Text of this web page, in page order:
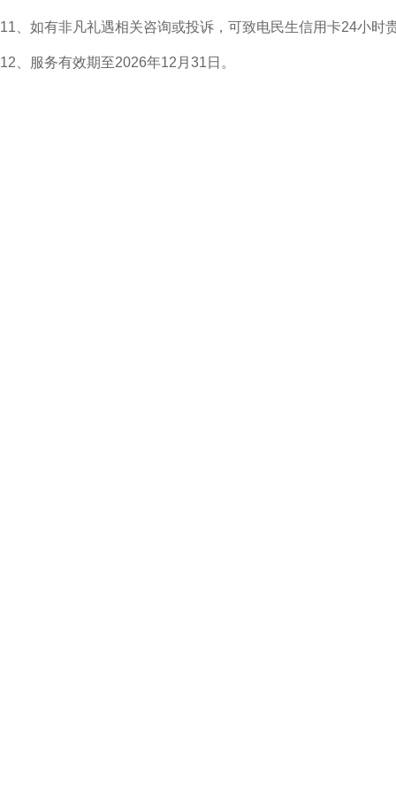
11、如有非凡礼遇相关咨询或投诉，可致电民生信用卡24小时
12、服务有效期至2026年12月31日。